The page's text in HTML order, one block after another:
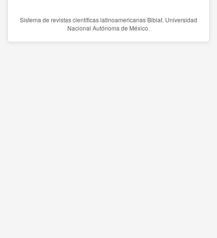
Sistema de revistas científicas latinoamericanas Biblat. Universidad
Nacional Autónoma de México.